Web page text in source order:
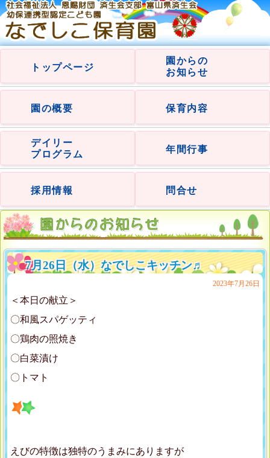
トップページ
園からの
お知らせ
園の概要 保育内容
デイリー
プログラム
年間行事
採用情報 問合せ
7月26日（水）なでしこキッチン♬
2023年7月26日
＜本日の献立＞
〇和風スパゲッティ
〇鶏肉の照焼き
〇白菜漬け
〇トマト
えびの特徴は独特のうまみにありますが